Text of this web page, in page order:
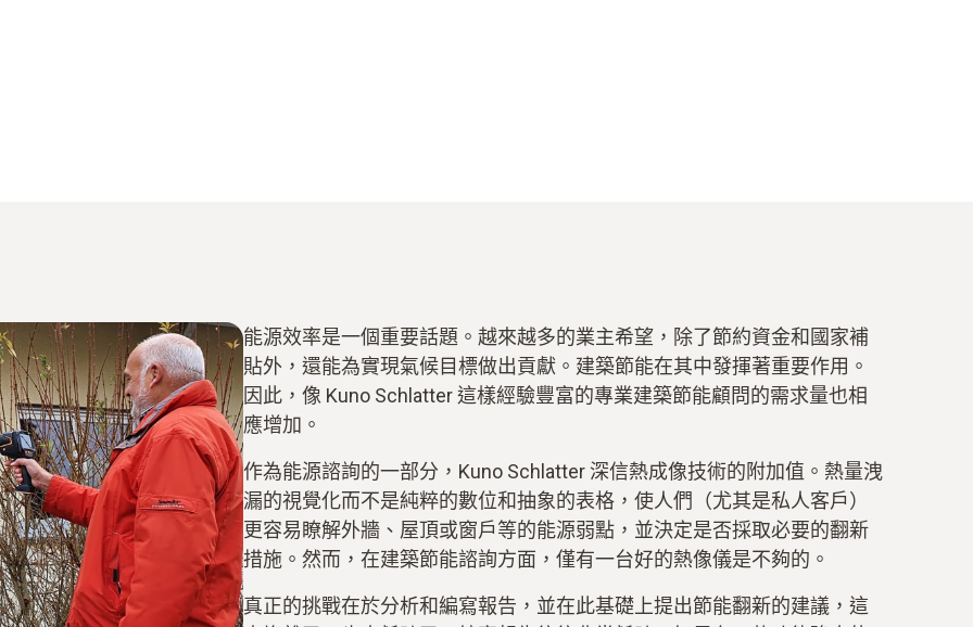
能源效率是一個重要話題。越來越多的業主希望，除了節約資金和國家補
貼外，還能為實現氣候目標做出貢獻。建築節能在其中發揮著重要作用。
因此，像 Kuno Schlatter 這樣經驗豐富的專業建築節能顧問的需求量也相
應增加。
作為能源諮詢的一部分，Kuno Schlatter 深信熱成像技術的附加值。熱量洩
漏的視覺化而不是純粹的數位和抽象的表格，使人們（尤其是私人客戶）
更容易瞭解外牆、屋頂或窗戶等的能源弱點，並決定是否採取必要的翻新
措施。然而，在建築節能諮詢方面，僅有一台好的熱像儀是不夠的。
真正的挑戰在於分析和編寫報告，並在此基礎上提出節能翻新的建議，這